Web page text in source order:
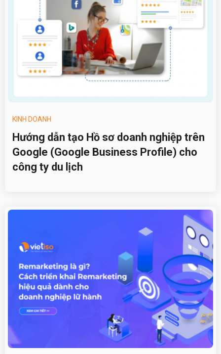
KINH DOANH
Hướng dẫn tạo Hồ sơ doanh nghiệp trên
Google (Google Business Profile) cho
công ty du lịch